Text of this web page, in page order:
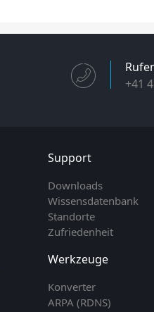
+41
Support
Downloads
Wissensdatenbank
Standorte
Zufriedenheit
Werkzeuge
Konverter
ARPA (RDNS)